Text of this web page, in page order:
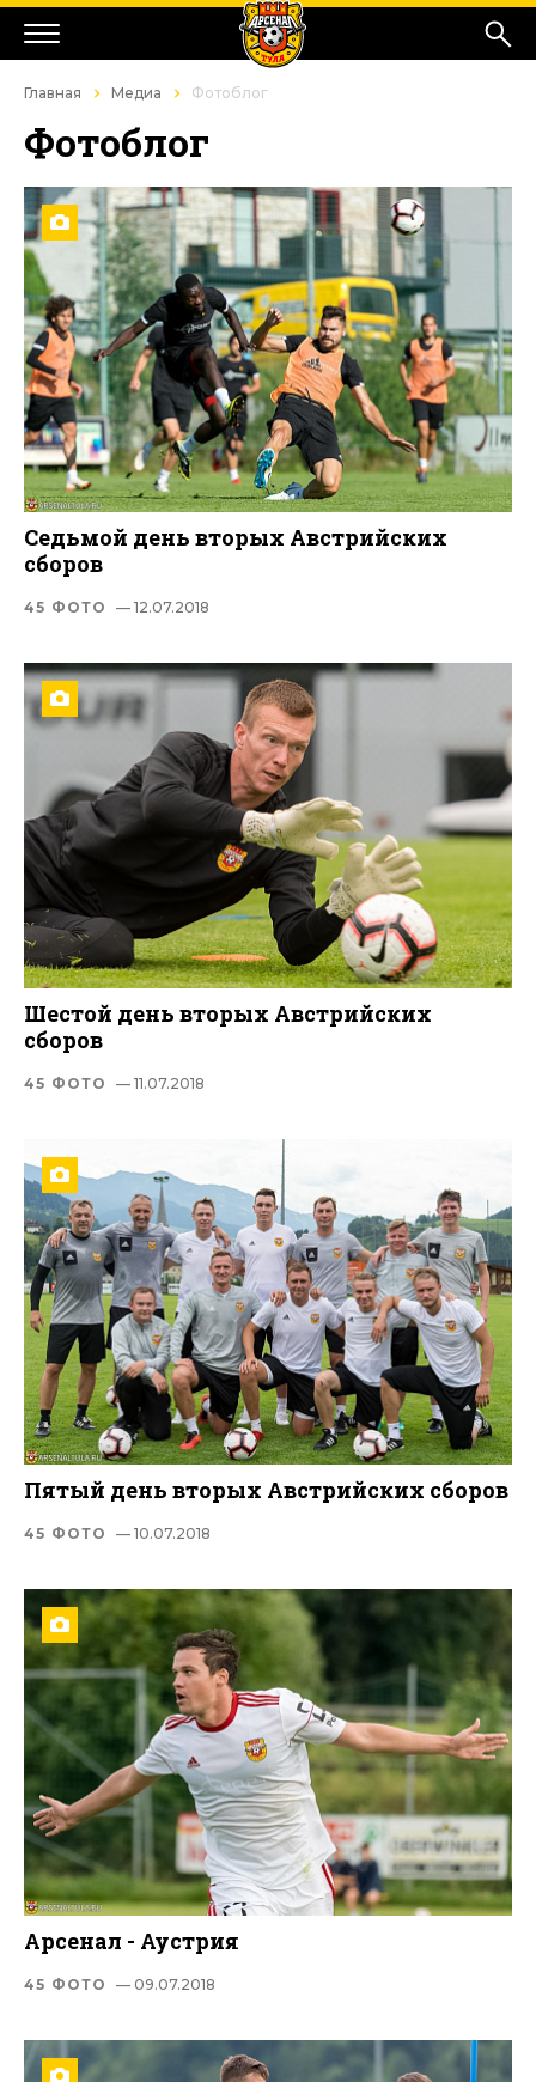
Главная Медиа Фотоблог
Фотоблог
Седьмой день вторых Австрийских
сборов
45 ФОТО — 12.07.2018
Шестой день вторых Австрийских
сборов
45 ФОТО — 11.07.2018
Пятый день вторых Австрийских сборов
45 ФОТО — 10.07.2018
Арсенал - Аустрия
45 ФОТО — 09.07.2018